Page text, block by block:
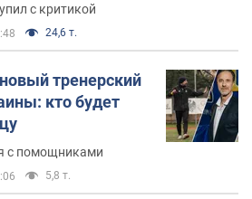
с критикой
24,6 т.
тренерский
кто будет
с помощниками
5,8 т.